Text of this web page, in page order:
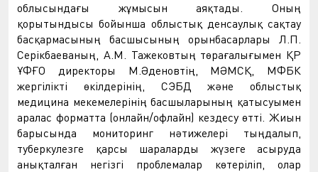
облысындағы жұмысын аяқтады. Оның
қорытындысы бойынша облыстық денсаулық сақтау
басқармасының басшысының орынбасарлары Л.П.
Серікбаеваның, А.М. Тажековтың төрағалығымен ҚР
ҰФҒО директоры М.Әденовтің, МӘМСҚ, МФБК
жергілікті өкілдерінің, СЭБД және облыстық
медицина мекемелерінің басшыларының қатысуымен
аралас форматта (онлайн/офлайн) кездесу өтті. Жиын
барысында мониторинг нәтижелері тыңдалып,
туберкулезге қарсы шараларды жүзеге асыруда
анықталған негізгі проблемалар көтеріліп, олар